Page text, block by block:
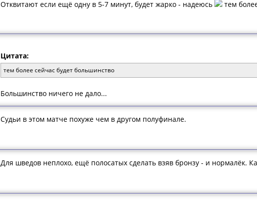
Отквитают если ещё одну в 5-7 минут, будет жарко - надеюсь тем
Цитата:
тем более сейчас будет большинство
Большинство ничего не дало...
Судьи в этом матче похуже чем в другом полуфинале.
Для шведов неплохо, ещё полосатых сделать взяв бронзу - и нормалёк.